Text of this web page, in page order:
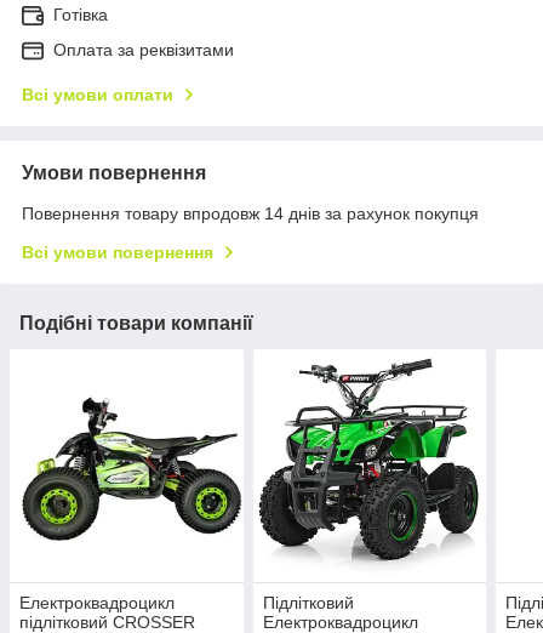
Готівка
Оплата за реквізитами
Всі умови оплати
Умови повернення
Повернення товару впродовж 14 днів за рахунок покупця
Всі умови повернення
Подібні товари компанії
Електроквадроцикл
підлітковий CROSSER
Підлітковий
Електроквадроцикл